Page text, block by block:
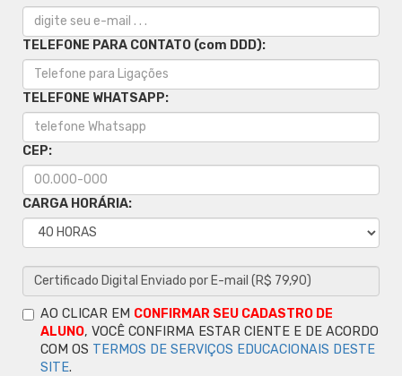
TELEFONE PARA CONTATO (com DDD):
TELEFONE WHATSAPP:
CEP:
CARGA HORÁRIA:
AO CLICAR EM CONFIRMAR SEU CADASTRO DE
ALUNO, VOCÊ CONFIRMA ESTAR CIENTE E DE ACORDO
COM OS TERMOS DE SERVIÇOS EDUCACIONAIS DESTE
SITE.